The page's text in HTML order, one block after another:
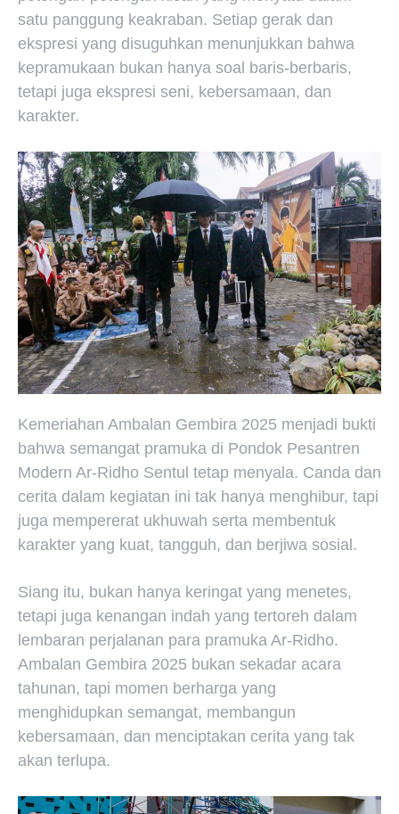
satu panggung keakraban. Setiap gerak dan
ekspresi yang disuguhkan menunjukkan bahwa
kepramukaan bukan hanya soal baris-berbaris,
tetapi juga ekspresi seni, kebersamaan, dan
karakter.
Kemeriahan Ambalan Gembira 2025 menjadi bukti
bahwa semangat pramuka di Pondok Pesantren
Modern Ar-Ridho Sentul tetap menyala. Canda dan
cerita dalam kegiatan ini tak hanya menghibur, tapi
juga mempererat ukhuwah serta membentuk
karakter yang kuat, tangguh, dan berjiwa sosial.
Siang itu, bukan hanya keringat yang menetes,
tetapi juga kenangan indah yang tertoreh dalam
lembaran perjalanan para pramuka Ar-Ridho.
Ambalan Gembira 2025 bukan sekadar acara
tahunan, tapi momen berharga yang
menghidupkan semangat, membangun
kebersamaan, dan menciptakan cerita yang tak
akan terlupa.